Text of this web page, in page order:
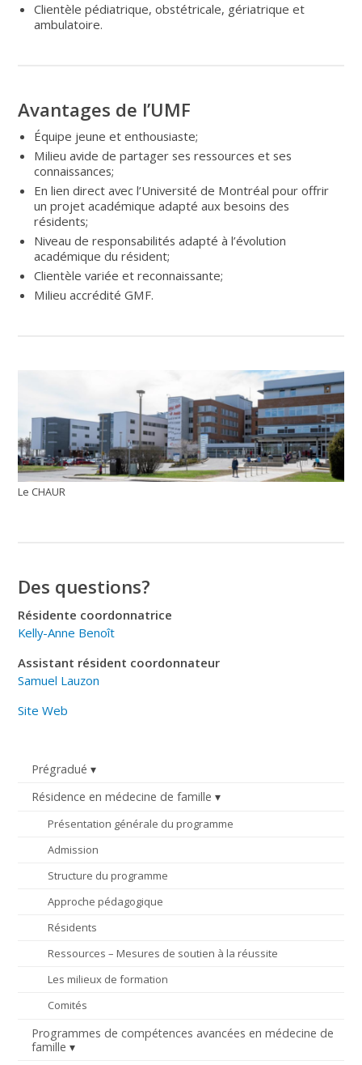
Prégradué
Résidence en médecine de famille
Présentation générale du programme
Admission
Structure du programme
Approche pédagogique
Résidents
Ressources – Mesures de soutien à la réussite
Les milieux de formation
Comités
Programmes de compétences avancées en médecine de
famille
Clientèle pédiatrique, obstétricale, gériatrique et
ambulatoire.
Avantages de l’UMF
Équipe jeune et enthousiaste;
Milieu avide de partager ses ressources et ses
connaissances;
En lien direct avec l’Université de Montréal pour offrir
un projet académique adapté aux besoins des
résidents;
Niveau de responsabilités adapté à l’évolution
académique du résident;
Clientèle variée et reconnaissante;
Milieu accrédité GMF.
Le CHAUR
Des questions?
Résidente coordonnatrice
Kelly-Anne Benoît
Assistant résident coordonnateur
Samuel Lauzon
Site Web